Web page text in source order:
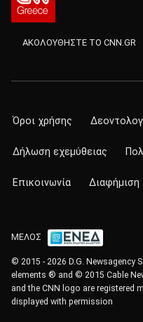
ΑΚΟΛΟΥΘΗΣΤΕ ΤΟ CNN.GR
Όροι χρήσης
Δήλωση εχεμύθειας
Επικοινωνία Διαφήμιση
ΜΕΛΟΣ
© 2015 - 2026 D.G. Newsagency
elements ® and © 2015 Cable
and the CNN logo are registered
displayed with permission